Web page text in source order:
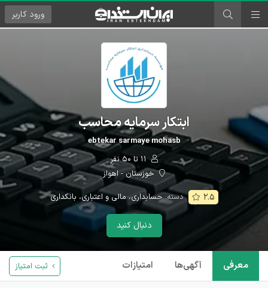
ورود کاربر
ابتکار سرمایه محاسب
ebtekar sarmaye mohasb
۱۱ تا ۵۰ نفر
خوزستان - اهواز
۲.۵ دسته:حسابداری، مالی و اعتباری، بانکداری
دنبال کنید
معرفی آگهی‌ها امتیازات ثبت امتیاز